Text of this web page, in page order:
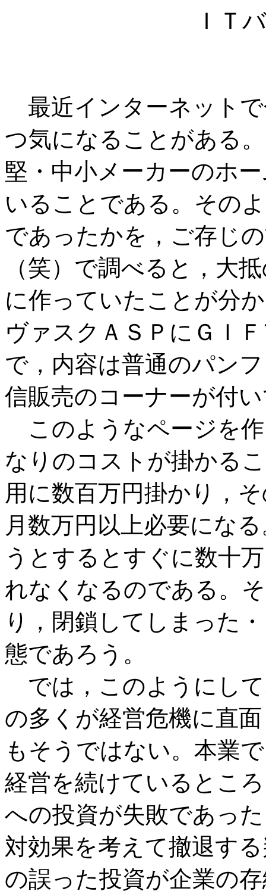
ＩＴ
最近インターネット
つ気になることがある
堅・中小メーカーのホ
いることである。その
であったかを，ご存じ
（笑）で調べると，大
に作っていたことが分
ヴァスクＡＳＰにＧＩ
で，内容は普通のパン
信販売のコーナーが付
このようなページを
なりのコストが掛かる
用に数百万円掛かり，
月数万円以上必要にな
うとするとすぐに数十
れなくなるのである。
り，閉鎖してしまった
態であろう。
では，このようにし
の多くが経営危機に直
もそうではない。本業
経営を続けているとこ
への投資が失敗であっ
対効果を考えて撤退す
の誤った投資が企業の